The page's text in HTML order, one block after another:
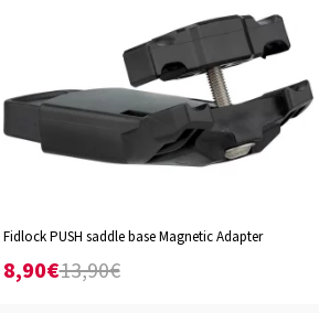
Fidlock PUSH saddle base Magnetic Adapter
8,90€13,90€